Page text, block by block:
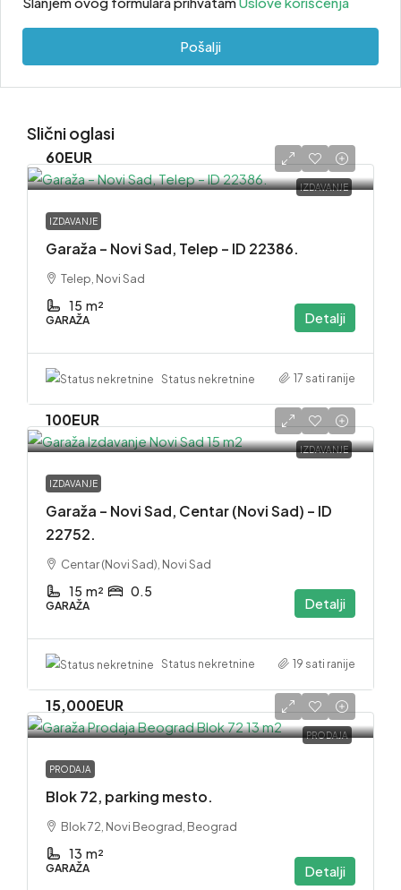
Pošalji
Slični oglasi
IZDAVANJE
60EUR
IZDAVANJE
Garaža – Novi Sad, Telep – ID 22386.
Telep, Novi Sad
15 m²
GARAŽA Detalji
Status nekretnine 17 sati ranije
IZDAVANJE
100EUR
IZDAVANJE
Garaža – Novi Sad, Centar (Novi Sad) – ID
22752.
Centar (Novi Sad), Novi Sad
15 m² 0.5
GARAŽA Detalji
Status nekretnine 19 sati ranije
PRODAJA
15,000EUR
PRODAJA
Blok 72, parking mesto.
Blok 72, Novi Beograd, Beograd
13 m²
GARAŽA Detalji